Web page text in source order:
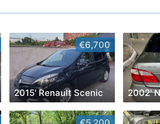
€6,700
2015' Renault Scenic 2002'